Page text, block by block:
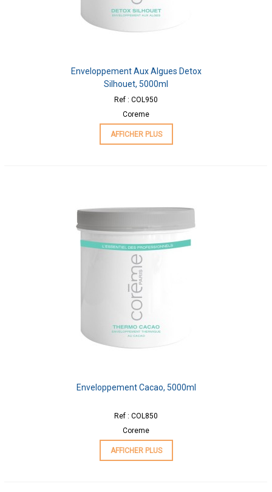
Enveloppement Aux Algues Detox
Silhouet, 5000ml
Ref : COL950
Coreme
AFFICHER PLUS
Enveloppement Cacao, 5000ml
Ref : COL850
Coreme
AFFICHER PLUS